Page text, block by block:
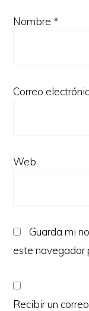
Nombre *
Correo
Web
Guarda mi
este navegador
Recibir un